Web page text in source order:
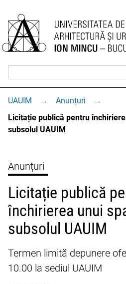
UAUIM → Anunțuri
→
Licitație publică pentru
subsolul UAUIM
Anunțuri
Licitație publică
închirierea unui
subsolul UAUIM
Termen limită depunere
10.00 la sediul UAUIM